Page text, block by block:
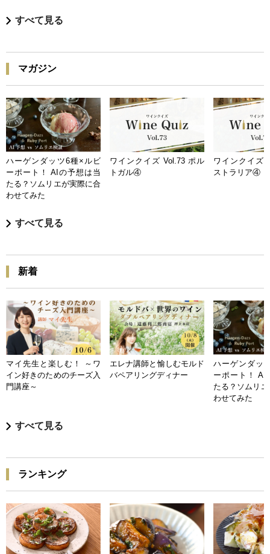
すべて見る
マガジン
ハーゲンダッツ6種×ルビ
ーポート！ AIの予想は当
たる？ソムリエが実際に合
わせてみた
ワインクイズ Vol.73 ポル
トガル④
ワインクイズ
ストラリア④
すべて見る
新着
マイ先生と楽しむ！ ～ワ
イン好きのためのチーズ入
門講座～
エレナ講師と愉しむモルド
バペアリングディナー
ハーゲンダッ
ーポート！ AI
たる？ソムリ
わせてみた
すべて見る
ランキング